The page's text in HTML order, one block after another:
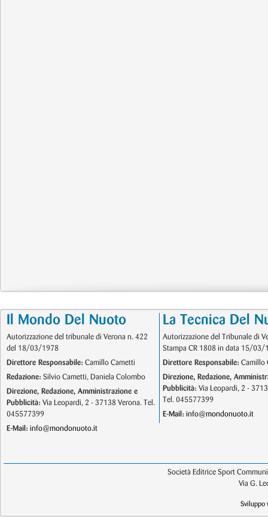
Il Mondo Del Nuoto
Autorizzazione del tribunale di Verona n. 422
del 18/03/1978
Direttore Responsabile: Camillo Cametti
Redazione: Silvio Cametti, Daniela Colombo
Direzione, Redazione, Amministrazione e
Pubblicità: Via Leopardi, 2 - 37138 Verona. Tel.
045577399
E-Mail: info@mondonuoto.it
La Tecnica Del
Autorizzazione del Tribunale di
Stampa CR 1808 in data 15/03/
Direttore Responsabile: Camillo
Direzione, Redazione,
Pubblicità: Via Leopardi, 2 -
Tel. 045577399
E-Mail: info@mondonuoto.it
Società Editrice Sport
Via G.
Sviluppo